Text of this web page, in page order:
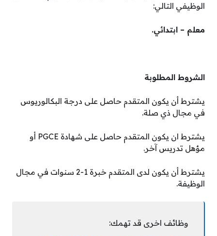
الوظيفي التالي:
معلم – ابتدائي.
الشروط المطلوبة
يشترط أن يكون المتقدم حاصل على درجة البكالوريوس
في مجال ذي صلة.
يشترط ان يكون المتقدم حاصل على شهادة PGCE أو
مؤهل تدريس آخر.
يشترط أن يكون لدى المتقدم خبرة 1-2 سنوات في مجال
الوظيفة.
وظائف اخرى قد تهمك: